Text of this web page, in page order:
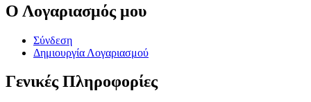
Ο Λογαριασμός μου
Σύνδεση
Δημιουργία Λογαριασμού
Γενικές Πληροφορίες